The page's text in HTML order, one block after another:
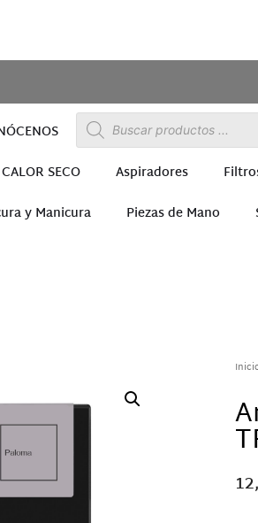
SECO Aspiradores
y Manicura
Piezas de Mano